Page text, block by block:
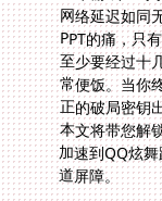
道屏障。